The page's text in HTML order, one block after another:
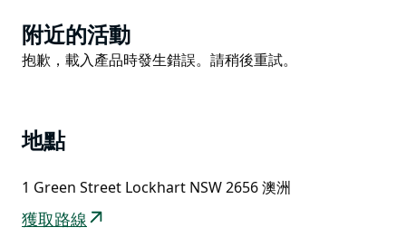
在洛克哈特期間，您可以逛逛商店，參觀位於重新開發的
Greens Gunyah 博物館內獨特的多麗絲·戈爾德羊毛藝術
Product
List
附近的活動
Product
抱歉，載入產品時發生錯誤。請稍後重試。
地點
1 Green Street Lockhart NSW 2656 澳洲
獲取路線